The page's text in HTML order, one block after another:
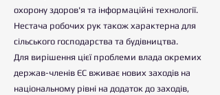
охорону здоров'я та інформаційні технології.
Нестача робочих рук також характерна для
сільського господарства та будівництва.
Для вирішення цієї проблеми влада окремих
держав-членів ЄС вживає нових заходів на
національному рівні на додаток до заходів,